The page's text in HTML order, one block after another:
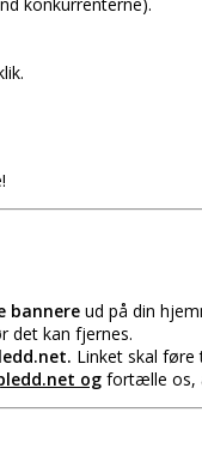
bannere ud på din
det kan fjernes.
Linket skal føre
og fortælle os,